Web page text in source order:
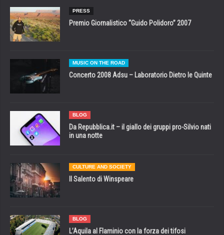
PRESS
Premio Giornalistico “Guido Polidoro” 2007
MUSIC ON THE ROAD
Concerto 2008 Adsu – Laboratorio Dietro le Quinte
BLOG
Da Repubblica.it – il giallo dei gruppi pro-Silvio nati
in una notte
CULTURE AND SOCIETY
Il Salento di Winspeare
BLOG
L’Aquila al Flaminio con la forza dei tifosi